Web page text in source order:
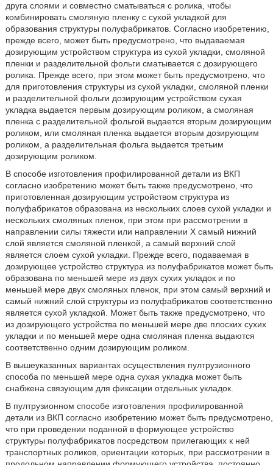
друга слоями и совместно сматываться с ролика, чтобы
комбинировать смоляную пленку с сухой укладкой для
образования структуры полуфабрикатов. Согласно изобретению,
прежде всего, может быть предусмотрено, что выдаваемая
дозирующим устройством структура из сухой укладки, смоляной
пленки и разделительной фольги сматывается с дозирующего
ролика. Прежде всего, при этом может быть предусмотрено, что
для приготовления структуры из сухой укладки, смоляной пленки
и разделительной фольги дозирующим устройством сухая
укладка выдается первым дозирующим роликом, а смоляная
пленка с разделительной фольгой выдается вторым дозирующим
роликом, или смоляная пленка выдается вторым дозирующим
роликом, а разделительная фольга выдается третьим
дозирующим роликом.
В способе изготовления профилированной детали из ВКП
согласно изобретению может быть также предусмотрено, что
приготовленная дозирующим устройством структура из
полуфабрикатов образована из нескольких слоев сухой укладки и
нескольких смоляных пленок, при этом при рассмотрении в
направлении силы тяжести или направлении Х самый нижний
слой является смоляной пленкой, а самый верхний слой
является слоем сухой укладки. Прежде всего, подаваемая в
дозирующее устройство структура из полуфабрикатов может быть
образована по меньшей мере из двух сухих укладок и по
меньшей мере двух смоляных пленок, при этом самый верхний и
самый нижний слой структуры из полуфабрикатов соответственно
является сухой укладкой. Может быть также предусмотрено, что
из дозирующего устройства по меньшей мере две плоских сухих
укладки и по меньшей мере одна смоляная пленка выдаются
соответственно одним дозирующим роликом.
В вышеуказанных вариантах осуществления пултрузионного
способа по меньшей мере одна сухая укладка может быть
снабжена связующим для фиксации отдельных укладок.
В пултрузионном способе изготовления профилированной
детали из ВКП согласно изобретению может быть предусмотрено,
что при проведении поданной в формующее устройство
структуры полуфабрикатов посредством прилегающих к ней
транспортных роликов, ориентации которых, при рассмотрении в